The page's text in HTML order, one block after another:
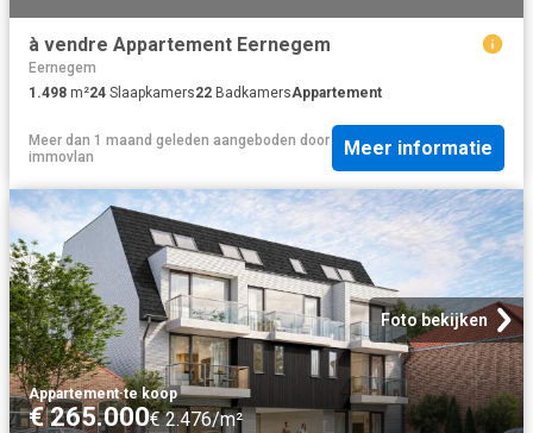
à vendre Appartement Eernegem
Eernegem
1.498 m²24 Slaapkamers22 BadkamersAppartement
Meer dan 1 maand geleden aangeboden door
immovlan
Meer informatie
Foto bekijken
Appartement·te koop
€ 265.000€ 2.476/m²